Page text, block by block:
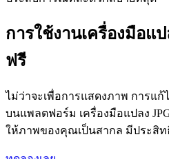
การใช้งานเครื่องมือแป
ฟรี
ไม่ว่าจะเพื่อการแสดงภาพ การแ
บนแพลตฟอร์ม เครื่องมือแปลง
ให้ภาพของคุณเป็นสากล มีประสิท